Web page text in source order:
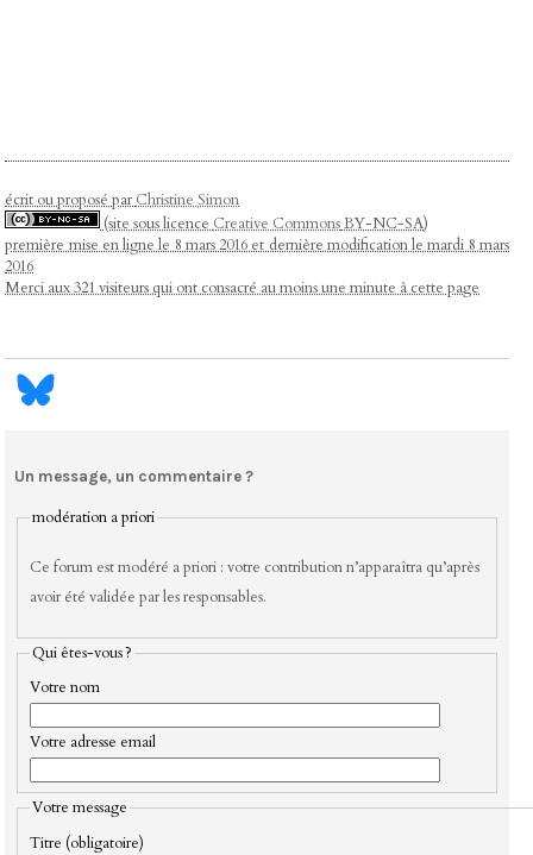
écrit ou proposé parChristine Simon
(site sous licence Creative CommonsBY-NC-SA)
première mise en ligne le 8 mars 2016 et dernière modification le mardi 8 mars
2016
Merci aux 321 visiteurs qui ont consacré au moins une minute à cette page
Un message, un commentaire ?
modération a priori
Ce forum est modéré a priori : votre contribution n’apparaîtra qu’après
avoir été validée par les responsables.
Qui êtes-vous ?
Votre nom
Votre adresse email
Votre message
Titre (obligatoire)